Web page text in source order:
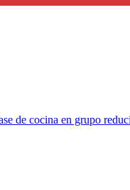
de cocina en grupo